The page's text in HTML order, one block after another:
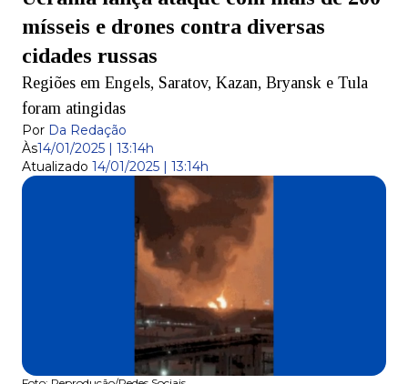
mísseis e drones contra diversas
cidades russas
Regiões em Engels, Saratov, Kazan, Bryansk e Tula
foram atingidas
Por Da Redação
Às14/01/2025 | 13:14h
Atualizado 14/01/2025 | 13:14h